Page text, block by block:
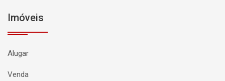
Imóveis
Alugar
Venda